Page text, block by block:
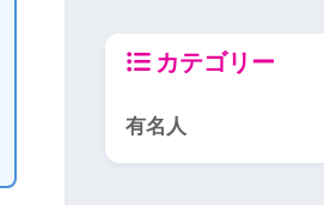
カテゴリー
有名人